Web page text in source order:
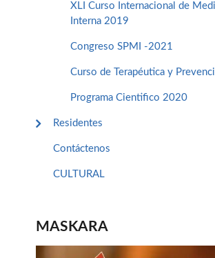
XLI Curso Internacional de
Interna 2019
Congreso SPMI -2021
Curso de Terapéutica y
Programa Cientifico 2020
Residentes
Contáctenos
CULTURAL
MASKARA